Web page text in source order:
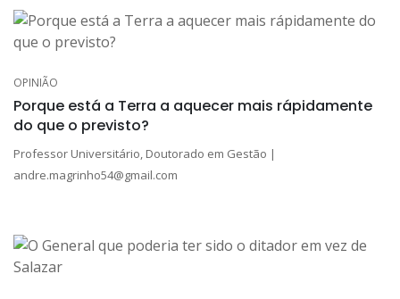
OPINIÃO
Porque está a Terra a aquecer mais rápidamente
do que o previsto?
Professor Universitário, Doutorado em Gestão |
andre.magrinho54@gmail.com